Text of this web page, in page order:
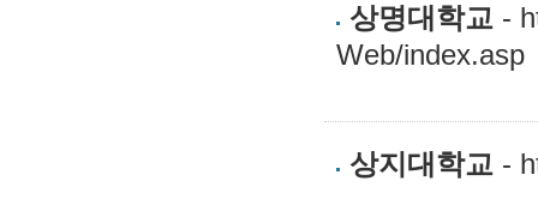
상명대학교 -
Web/index.asp
상지대학교 -